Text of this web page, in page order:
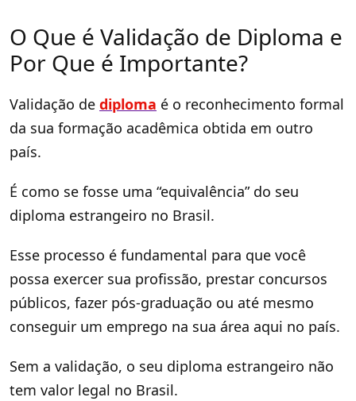
O Que é Validação de Diploma e
Por Que é Importante?
Validação de diploma é o reconhecimento formal
da sua formação acadêmica obtida em outro
país.
É como se fosse uma “equivalência” do seu
diploma estrangeiro no Brasil.
Esse processo é fundamental para que você
possa exercer sua profissão, prestar concursos
públicos, fazer pós-graduação ou até mesmo
conseguir um emprego na sua área aqui no país.
Sem a validação, o seu diploma estrangeiro não
tem valor legal no Brasil.